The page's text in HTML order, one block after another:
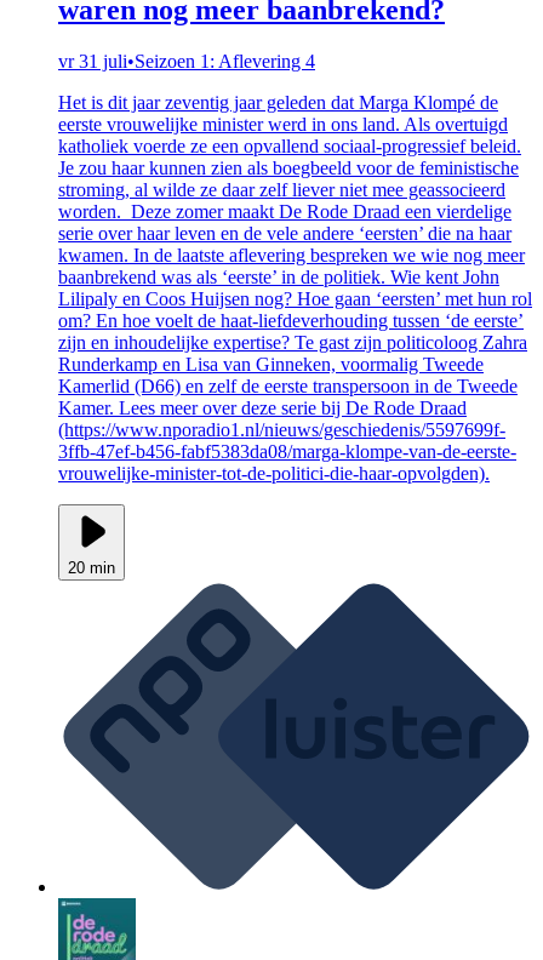
waren nog meer baanbrekend?
vr 31 juli•Seizoen 1: Aflevering 4
Het is dit jaar zeventig jaar geleden dat Marga Klompé de
eerste vrouwelijke minister werd in ons land. Als overtuigd
katholiek voerde ze een opvallend sociaal-progressief beleid.
Je zou haar kunnen zien als boegbeeld voor de feministische
stroming, al wilde ze daar zelf liever niet mee geassocieerd
worden. Deze zomer maakt De Rode Draad een vierdelige
serie over haar leven en de vele andere ‘eersten’ die na haar
kwamen. In de laatste aflevering bespreken we wie nog meer
baanbrekend was als ‘eerste’ in de politiek. Wie kent John
Lilipaly en Coos Huijsen nog? Hoe gaan ‘eersten’ met hun rol
om? En hoe voelt de haat-liefdeverhouding tussen ‘de eerste’
zijn en inhoudelijke expertise? Te gast zijn politicoloog Zahra
Runderkamp en Lisa van Ginneken, voormalig Tweede
Kamerlid (D66) en zelf de eerste transpersoon in de Tweede
Kamer. Lees meer over deze serie bij De Rode Draad
(https://www.nporadio1.nl/nieuws/geschiedenis/5597699f-
3ffb-47ef-b456-fabf5383da08/marga-klompe-van-de-eerste-
vrouwelijke-minister-tot-de-politici-die-haar-opvolgden).
20 min